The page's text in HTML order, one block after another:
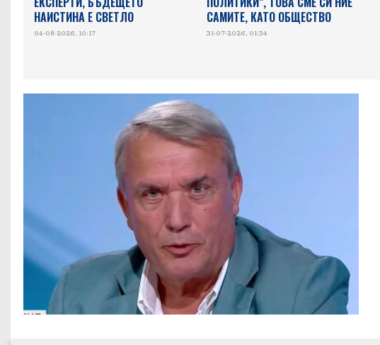
НАИСТИНА Е СВЕТЛО
04-08-2026, 10:17
САМИТЕ, КАТО ОБЩЕСТВО
31-07-2026, 01:34